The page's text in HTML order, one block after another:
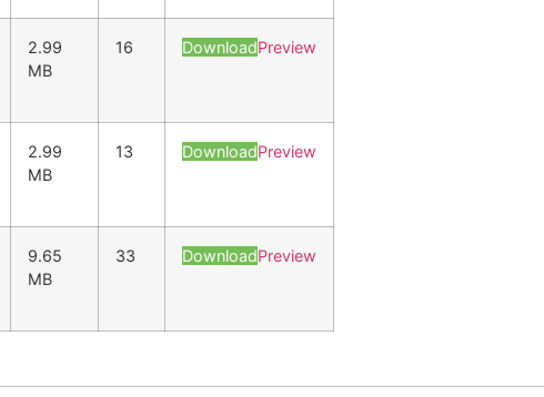
2.99
MB
16 DownloadPreview
2.99
MB
13 DownloadPreview
9.65
MB
33 DownloadPreview